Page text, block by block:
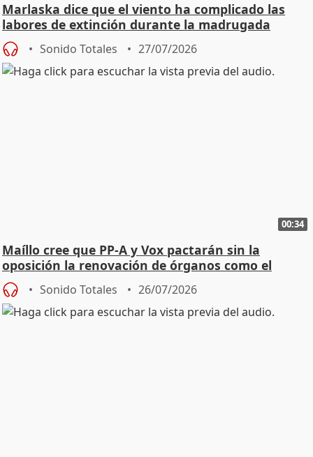
Marlaska dice que el viento ha complicado las
labores de extinción durante la madrugada
Sonido Totales 27/07/2026
00:34
Maíllo cree que PP-A y Vox pactarán sin la
oposición la renovación de órganos como el
Defensor
Sonido Totales 26/07/2026